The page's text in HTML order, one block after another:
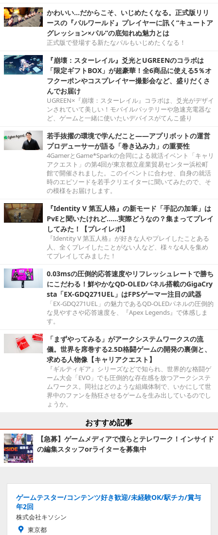
かわいい…だからこそ、いじめたくなる。正式版リリ
ースの『パルワールド』プレイヤーに訊く“キュートア
グレッション×パル”の底知れぬ魅力とは
正式版で登場する新たなパルもいじめたくなる！
『崩壊：スターレイル』爻光とUGREENのコラボは
「限定ギフトBOX」が超豪華！全6商品に使える5％オ
フクーポンやコスプレイヤー撮影会など、盛りだくさ
んでお届け
UGREEN×『崩壊：スターレイル』コラボは、爻光がデザイ
ンされていて美しい！モバイルバッテリーや急速充電器な
ど、ゲームと一緒に使いたいデバイスがてんこ盛り
若手抜擢の環境で学んだこと――アプリボットの運営
プロデューサーが語る「巻き込み力」の重要性
4GamerとGame*Sparkの合同による就活イベント「キャリ
アクエスト」の第4回が東京都立産業貿易センター浜松町
館で開催されました。このイベントに合わせ、自身の就活
時のエピソードを若手クリエイターに聞いてみたので、そ
の模様をお届けします。
『Identity V 第五人格』の新モード「手記の加筆」は
PvEと聞いたけれど……実際どうなの？集まってプレイ
してみた！【プレイレポ】
『Identity V 第五人格』が好きな人やプレイしたことある
人、全くプレイしたことがない人など、様々な4人を集め
てプレイしてみました！
0.03msの圧倒的応答速度やリフレッシュレートで勝ち
にこだわる！鮮やかなQD-OLEDパネル搭載のGigaCry
sta「EX-GDQ271UEL」はFPSゲーマー注目の武器
「EX-GDQ271UEL」の魅力であるQD-OLEDパネルの圧倒的
な見やすさや応答速度を、『Apex Legends』で体感しま
す。
「まずやってみる」がアークシステムワークスの流
儀。世界を席巻する2.5D格闘ゲームの開発の裏側と、
求める人物像【キャリアクエスト】
『ギルティギア』シリーズなどで知られ、世界的な格闘ゲ
ーム大会「EVO」でも圧倒的な存在感を放つアークシステ
ムワークス。同社はどのような組織体制で、いかにして世
界中のファンを熱狂させるゲームを生み出しているのでし
ょうか。
おすすめ記事
【急募】ゲームメディアで僕らとテレワーク！インサイド
の編集スタッフorライターを募集中
ゲームテスター/コンテンツ好き歓迎/未経験OK/駅チカ/賞与
年2回
株式会社キソシン
東京都